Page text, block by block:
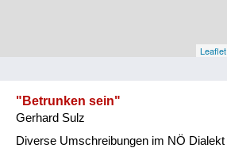
VorarlbergLeaflet
"Betrunken sein"
Gerhard Sulz
Diverse Umschreibungen im NÖ Dialekt